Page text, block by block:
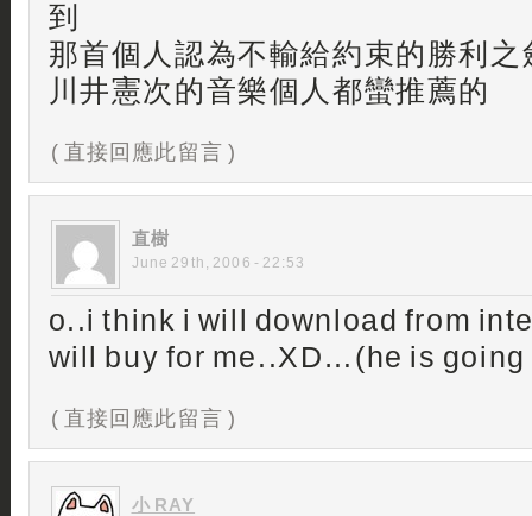
到
那首個人認為不輸給約束的勝利之
川井憲次的音樂個人都蠻推薦的
( 直接回應此留言 )
直樹
June 29th, 2006 - 22:53
o..i think i will download from
will buy for me..XD…(he is going
( 直接回應此留言 )
小 RAY